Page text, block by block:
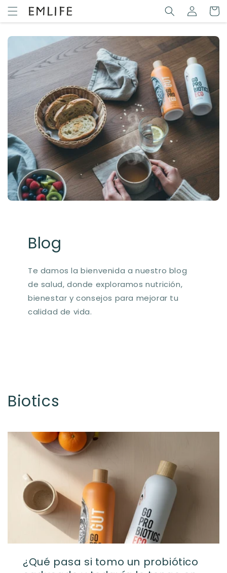
directamente
al contenido
Iniciar
sesión
Carrito
Blog
Te damos la bienvenida a nuestro blog
de salud, donde exploramos nutrición,
bienestar y consejos para mejorar tu
calidad de vida.
Biotics
¿Qué pasa si tomo un probiótico